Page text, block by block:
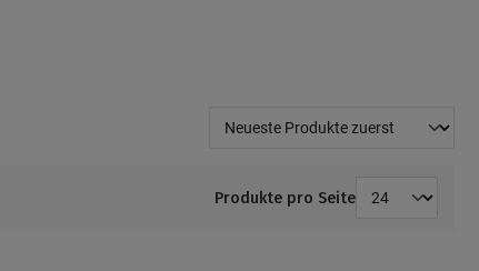
Produkte pro Seite